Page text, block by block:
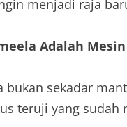
menjadi raja
Adalah
bukan sekadar
teruji yang